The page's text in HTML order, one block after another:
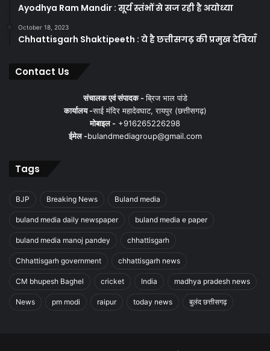
Ayodhya Ram Mandir : सूर्य स्तंभों से सज रही है अयोध्या
October 18, 2023
Chhattisgarh Shaktipeeth : ये है छत्तीसगढ़ की प्रमुख देवियाँ
Contact Us
संचालक एवं संपादक -ब्रिज भाल पांडे
कार्यालय -साई मंदिर महादेवघाट, रायपुर (छत्तीसगढ़)
मोबाइल - +916265226298
ईमेल -bulandmediagroup@gmail.com
Tags
BJP Breaking News Buland media
buland media daily newspaper buland media e paper
buland media manoj pandey chhattisgarh
Chhattisgarh government chhattisgarh news
CM bhupesh Baghel cricket India madhya pradesh news
News pm modi raipur today news बुलंद छत्तीसगढ़